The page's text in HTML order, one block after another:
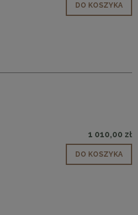
DO KOSZYKA
1 010,00 zł
DO KOSZYKA